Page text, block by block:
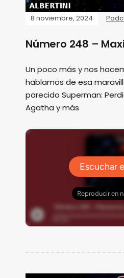
8 noviembre, 2024
Número 248 –
Un poco más y nos
hablamos de esa
parecido Superman:
Agatha y más